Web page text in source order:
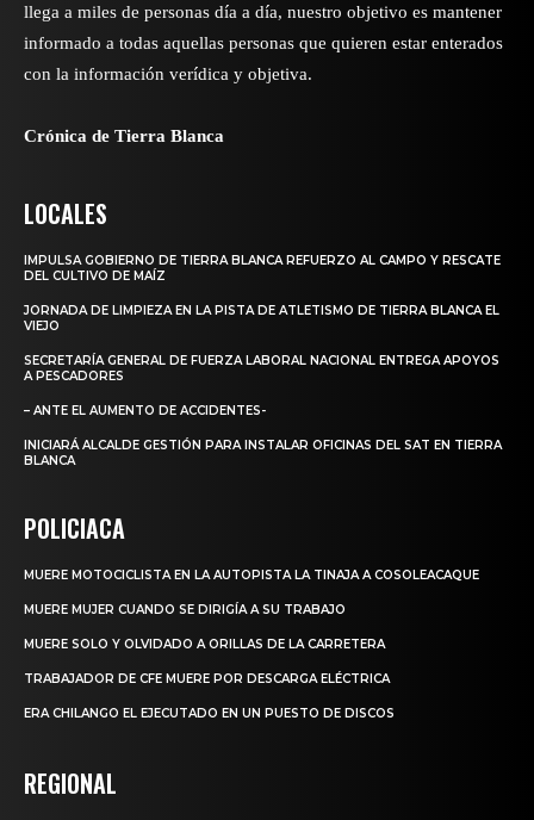
llega a miles de personas día a día, nuestro objetivo es mantener
informado a todas aquellas personas que quieren estar enterados
con la información verídica y objetiva.
Crónica de Tierra Blanca
LOCALES
IMPULSA GOBIERNO DE TIERRA BLANCA REFUERZO AL CAMPO Y RESCATE
DEL CULTIVO DE MAÍZ
JORNADA DE LIMPIEZA EN LA PISTA DE ATLETISMO DE TIERRA BLANCA EL
VIEJO
SECRETARÍA GENERAL DE FUERZA LABORAL NACIONAL ENTREGA APOYOS
A PESCADORES
– ANTE EL AUMENTO DE ACCIDENTES-
INICIARÁ ALCALDE GESTIÓN PARA INSTALAR OFICINAS DEL SAT EN TIERRA
BLANCA
POLICIACA
MUERE MOTOCICLISTA EN LA AUTOPISTA LA TINAJA A COSOLEACAQUE
MUERE MUJER CUANDO SE DIRIGÍA A SU TRABAJO
MUERE SOLO Y OLVIDADO A ORILLAS DE LA CARRETERA
TRABAJADOR DE CFE MUERE POR DESCARGA ELÉCTRICA
ERA CHILANGO EL EJECUTADO EN UN PUESTO DE DISCOS
REGIONAL